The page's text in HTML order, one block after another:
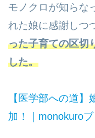
モノクロが知らな
れた娘に感謝しつ
った子育ての区切
した。
【医学部への道
加！｜monokuro